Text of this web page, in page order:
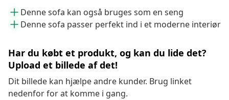
Denne sofa kan også bruges som en seng
Denne sofa passer perfekt ind i et moderne interiør
Har du købt et produkt, og kan du lide det?
Upload et billede af det!
Dit billede kan hjælpe andre kunder. Brug linket
nedenfor for at komme i gang.